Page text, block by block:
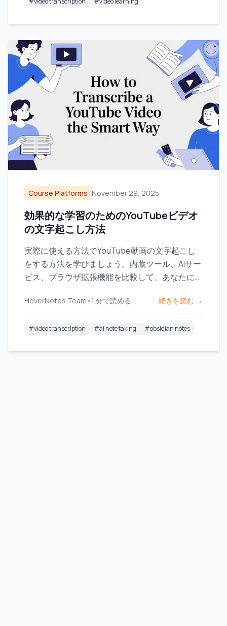
Course Platforms November 29, 2025
効果的な学習のためのYouTubeビデオ
の文字起こし方法
実際に使える方法でYouTube動画の文字起こし
をする方法を学びましょう。内蔵ツール、AIサー
ビス、ブラウザ拡張機能を比較して、あなたに最
HoverNotes Team • 1 分で読める 続きを読む →
#video transcription #ai note taking #obsidian notes